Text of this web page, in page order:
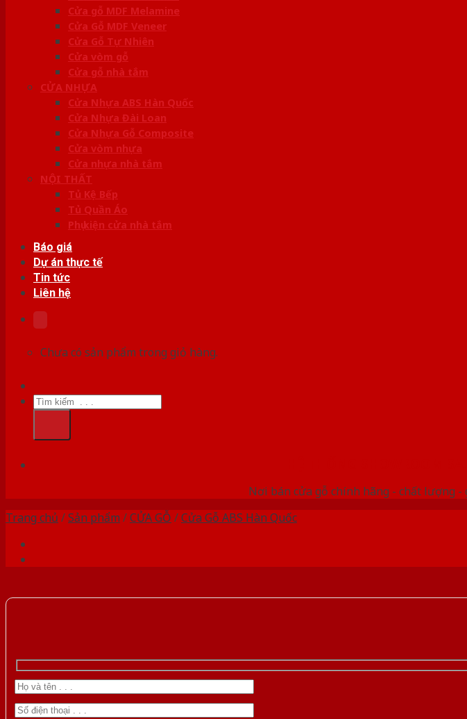
Cửa gỗ MDF Melamine
Cửa Gỗ MDF Veneer
Cửa Gỗ Tự Nhiên
Cửa vòm gỗ
Cửa gỗ nhà tắm
CỬA NHỰA
Cửa Nhựa ABS Hàn Quốc
Cửa Nhựa Đài Loan
Cửa Nhựa Gỗ Composite
Cửa vòm nhựa
Cửa nhựa nhà tắm
NỘI THẤT
Tủ Kệ Bếp
Tủ Quần Áo
Phụ kiện cửa nhà tắm
Báo giá
Dự án thực tế
Tin tức
Liên hệ
Chưa có sản phẩm trong giỏ hàng.
Tìm
kiếm:
Nơi bán cửa gỗ chính hãng - chất lượng -
Trang chủ /Sản phẩm /CỬA GỖ /Cửa Gỗ ABS Hàn Quốc